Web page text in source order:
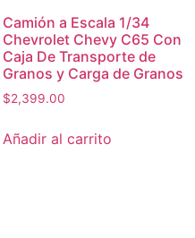
Camión a Escala 1/34
Chevrolet Chevy C65 Con
Caja De Transporte de
Granos y Carga de Granos
$2,399.00
Añadir al carrito